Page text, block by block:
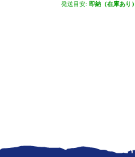
発送目安: 即納（在庫あり）